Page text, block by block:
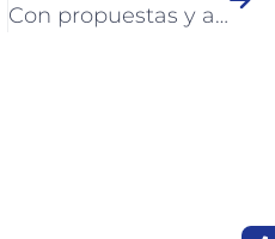
Con propuestas y actividades para todo público en Colón se disfrutan las vacaciones de invierno